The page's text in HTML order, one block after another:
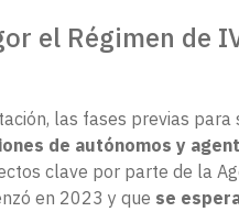
el Régimen de
las fases previas
de autónomos y
clave por parte de la
en 2023 y que se